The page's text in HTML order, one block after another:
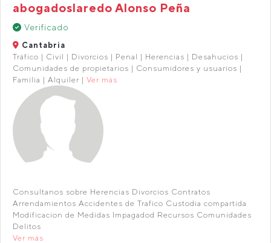
abogadoslaredo Alonso Peña
Verificado
Cantabria
Tráfico | Civil | Divorcios | Penal | Herencias | Desahucios |
Comunidades de propietarios | Consumidores y usuarios |
Familia | Alquiler | Ver más
Consultanos sobre Herencias Divorcios Contratos
Arrendamientos Accidentes de Trafico Custodia compartida
Modificacion de Medidas Impagadod Recursos Comunidades
Delitos
Ver más